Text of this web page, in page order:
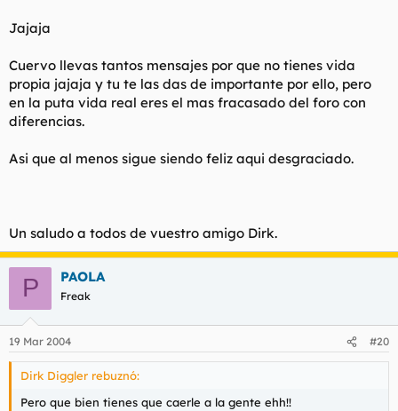
Jajaja
Cuervo llevas tantos mensajes por que no tienes vida
propia jajaja y tu te las das de importante por ello, pero
en la puta vida real eres el mas fracasado del foro con
diferencias.
Asi que al menos sigue siendo feliz aqui desgraciado.
Un saludo a todos de vuestro amigo Dirk.
P PAOLA
Freak
19 Mar 2004 #20
Dirk Diggler rebuznó:
Pero que bien tienes que caerle a la gente ehh!!